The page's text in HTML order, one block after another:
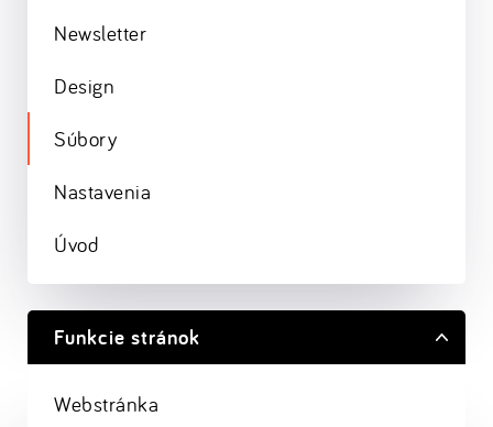
Newsletter
Design
Súbory
Nastavenia
Úvod
Funkcie stránok
Webstránka